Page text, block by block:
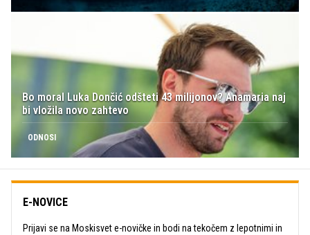
Bo moral Luka Dončić odšteti 43 milijonov? Anamaria naj
bi vložila novo zahtevo
ODNOSI
E-NOVICE
Prijavi se na Moskisvet e-novičke in bodi na tekočem z lepotnimi in